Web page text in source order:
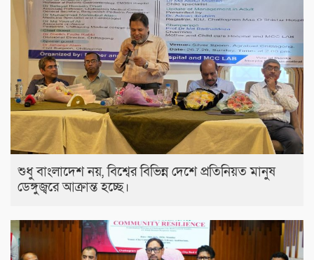
শুধু বাংলাদেশ নয়, বিশ্বের বিভিন্ন দেশে প্রতিনিয়ত মানুষ
ডেঙ্গুজ্বরে আক্রান্ত হচ্ছে।